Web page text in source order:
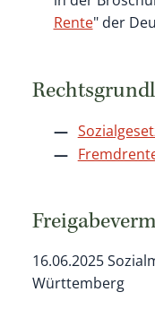
Rente" der
16.06.2025
Württemberg